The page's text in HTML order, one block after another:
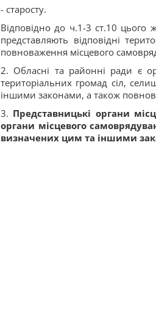
- старосту.
Відповідно до ч.1-3 ст.10 цього
представляють відповідні
повноваження місцевого
2. Обласні та районні ради є
територіальних громад сіл,
іншими законами, а також
3. Представницькі органи
органи місцевого
визначених цим та іншими